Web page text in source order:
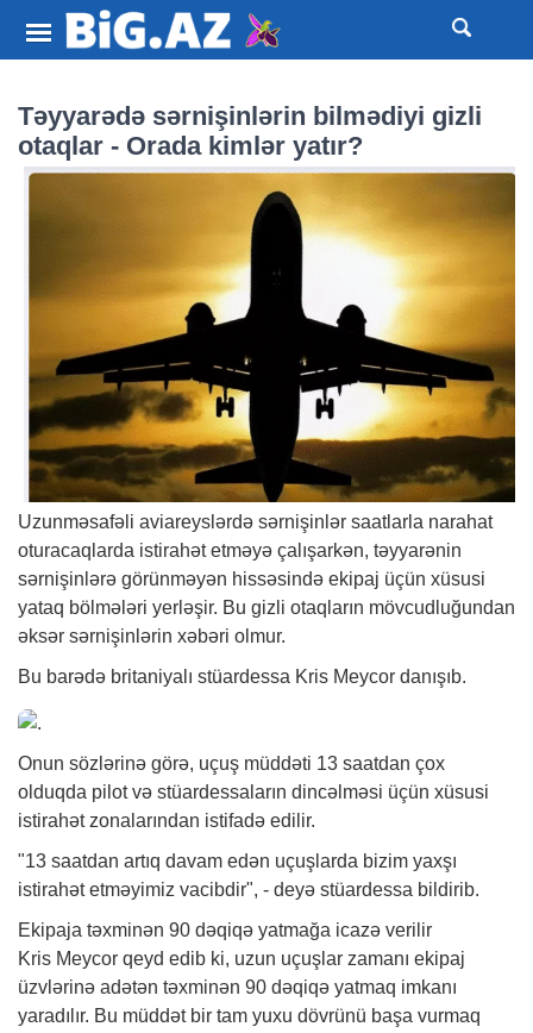
Təyyarədə sərnişinlərin bilmədiyi gizli
otaqlar - Orada kimlər yatır?
Uzunməsafəli aviareyslərdə sərnişinlər saatlarla narahat
oturacaqlarda istirahət etməyə çalışarkən, təyyarənin
sərnişinlərə görünməyən hissəsində ekipaj üçün xüsusi
yataq bölmələri yerləşir. Bu gizli otaqların mövcudluğundan
əksər sərnişinlərin xəbəri olmur.
Bu barədə britaniyalı stüardessa Kris Meycor danışıb.
Onun sözlərinə görə, uçuş müddəti 13 saatdan çox
olduqda pilot və stüardessaların dincəlməsi üçün xüsusi
istirahət zonalarından istifadə edilir.
"13 saatdan artıq davam edən uçuşlarda bizim yaxşı
istirahət etməyimiz vacibdir", - deyə stüardessa bildirib.
Ekipaja təxminən 90 dəqiqə yatmağa icazə verilir
Kris Meycor qeyd edib ki, uzun uçuşlar zamanı ekipaj
üzvlərinə adətən təxminən 90 dəqiqə yatmaq imkanı
yaradılır. Bu müddət bir tam yuxu dövrünü başa vurmaq